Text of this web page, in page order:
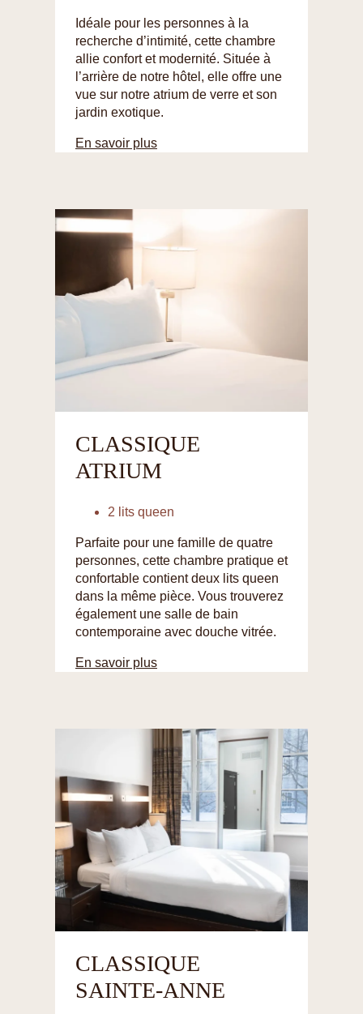
Idéale pour les personnes à la
recherche d’intimité, cette chambre
allie confort et modernité. Située à
l’arrière de notre hôtel, elle offre une
vue sur notre atrium de verre et son
jardin exotique.
En savoir plus
CLASSIQUE
ATRIUM
2 lits queen
Parfaite pour une famille de quatre
personnes, cette chambre pratique et
confortable contient deux lits queen
dans la même pièce. Vous trouverez
également une salle de bain
contemporaine avec douche vitrée.
En savoir plus
CLASSIQUE
SAINTE-ANNE